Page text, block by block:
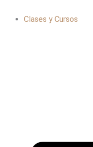
Clases y Cursos